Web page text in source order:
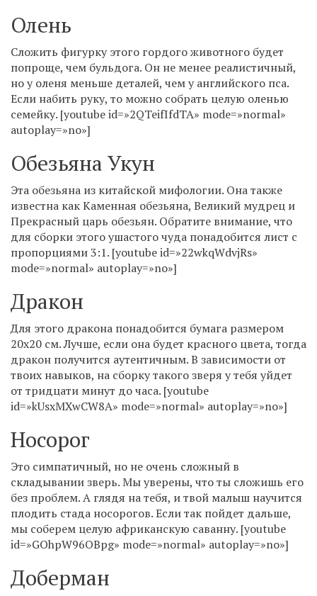
Олень
Сложить фигурку этого гордого животного будет
попроще, чем бульдога. Он не менее реалистичный,
но у оленя меньше деталей, чем у английского пса.
Если набить руку, то можно собрать целую оленью
семейку. [youtube id=»2QTeifIfdTA» mode=»normal»
autoplay=»no»]
Обезьяна Укун
Эта обезьяна из китайской мифологии. Она также
известна как Каменная обезьяна, Великий мудрец и
Прекрасный царь обезьян. Обратите внимание, что
для сборки этого ушастого чуда понадобится лист с
пропорциями 3:1. [youtube id=»22wkqWdvjRs»
mode=»normal» autoplay=»no»]
Дракон
Для этого дракона понадобится бумага размером
20х20 см. Лучше, если она будет красного цвета, тогда
дракон получится аутентичным. В зависимости от
твоих навыков, на сборку такого зверя у тебя уйдет
от тридцати минут до часа. [youtube
id=»kUsxMXwCW8A» mode=»normal» autoplay=»no»]
Носорог
Это симпатичный, но не очень сложный в
складывании зверь. Мы уверены, что ты сложишь его
без проблем. А глядя на тебя, и твой малыш научится
плодить стада носорогов. Если так пойдет дальше,
мы соберем целую африканскую саванну. [youtube
id=»GOhpW96OBpg» mode=»normal» autoplay=»no»]
Доберман